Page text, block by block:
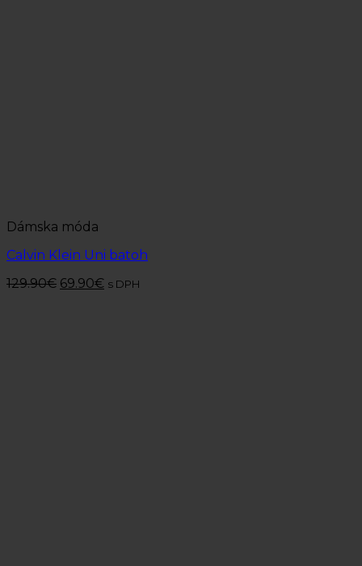
Dámska móda
Calvin Klein Uni batoh
129.90€ 69.90€ s DPH